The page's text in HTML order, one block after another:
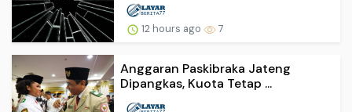
12 hours ago 7
Anggaran Paskibraka Jateng
Dipangkas, Kuota Tetap ...